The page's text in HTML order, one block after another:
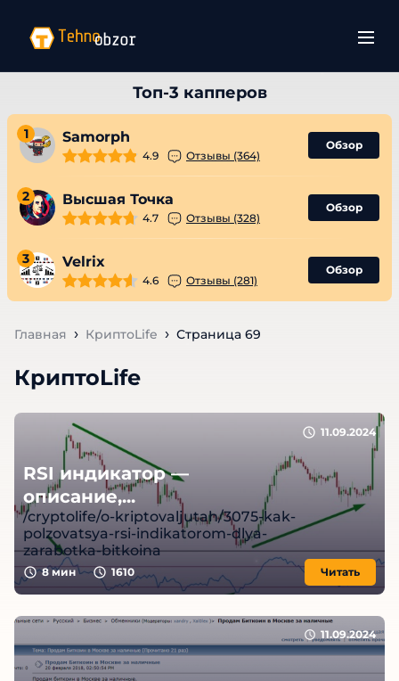
1 Samorph
4.9 Отзывы (364)
Обзор
2 Высшая Точка
4.7 Отзывы (328)
Обзор
3 Velrix
4.6 Отзывы (281)
Обзор
Главная КриптоLife Страница 69
КриптоLife
RSI индикатор —
описание,...
/cryptolife/o-kriptovaljutah/3075-kak-
polzovatsya-rsi-indikatorom-dlya-
zarabotka-bitkoina
11.09.2024
8 мин 1610 Читать
11.09.2024